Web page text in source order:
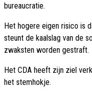
bureaucratie.
Het hogere eigen risico is
steunt de kaalslag van de
zwaksten worden gestraft.
Het CDA heeft zijn ziel
het stemhokje.